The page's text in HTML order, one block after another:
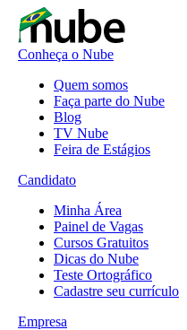
Conheça o Nube
Quem somos
Faça parte do Nube
Blog
TV Nube
Feira de Estágios
Candidato
Minha Área
Painel de Vagas
Cursos Gratuitos
Dicas do Nube
Teste Ortográfico
Cadastre seu currículo
Empresa